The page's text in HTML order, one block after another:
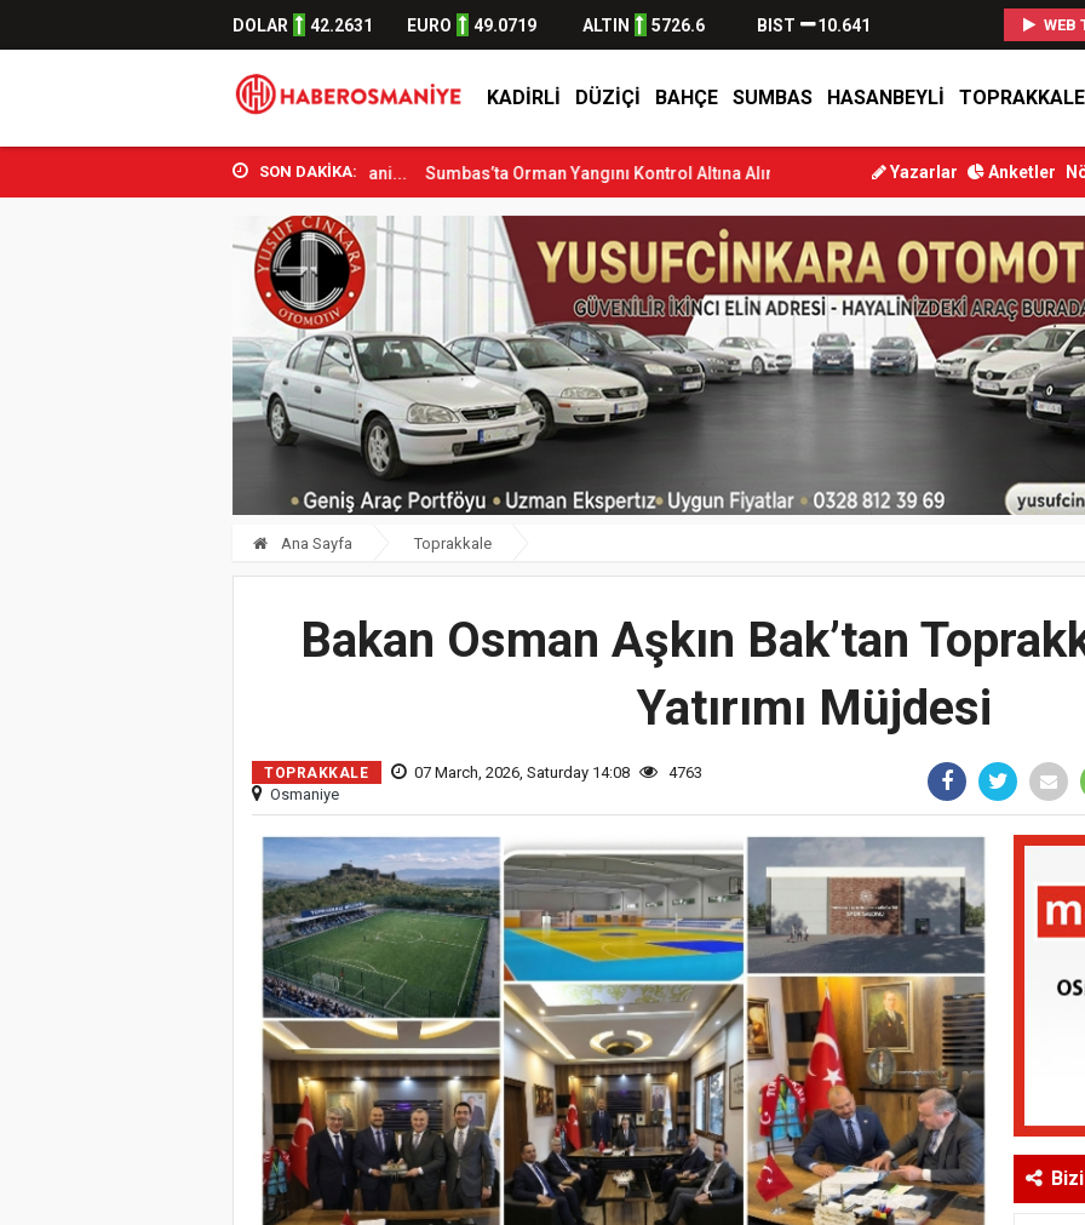
DOLAR 42.2631 EURO 49.0719 ALTIN 5726.6 BIST 10.641 WEB
KADIRLI DÜZIÇI BAHÇE SUMBAS HASANBEYLI TOPRAKKALE
SON DAKİKA:
Bakanı Osman Aşkın Bak Osmani... Sumbas’ta Orman Yangını Kontrol Altına Alındı Osmaniye’de Tren Çarpması: Genç Yaralandı
Yazarlar Anketler
Ana Sayfa Toprakkale
Bakan Osman Aşkın Bak’tan
Yatırımı Müjdesi
TOPRAKKALE 07 March, 2026, Saturday 14:08
4763
Osmaniye